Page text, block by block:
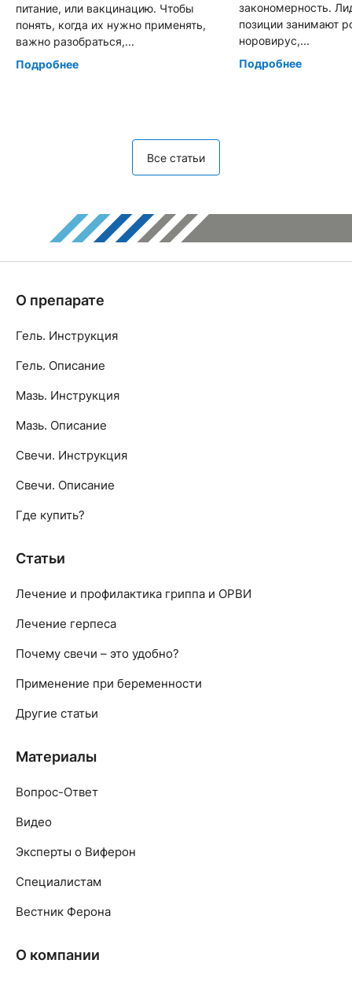
питание, или вакцинацию. Чтобы
понять, когда их нужно применять,
важно разобраться,...
Подробнее
закономерность.
позиции занимают
норовирус,...
Подробнее
Все статьи
О препарате
Гель. Инструкция
Гель. Описание
Мазь. Инструкция
Мазь. Описание
Свечи. Инструкция
Свечи. Описание
Где купить?
Статьи
Лечение и профилактика гриппа и ОРВИ
Лечение герпеса
Почему свечи – это удобно?
Применение при беременности
Другие статьи
Материалы
Вопрос-Ответ
Видео
Эксперты о Виферон
Специалистам
Вестник Ферона
О компании